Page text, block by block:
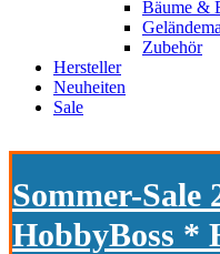
Bäume &
Zubehör
Hersteller
Neuheiten
Sale
Sommer-Sale
HobbyBoss *